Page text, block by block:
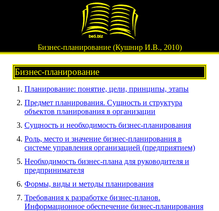
Бизнес-планирование (Кушнир И.В., 2010)
Бизнес-планирование
Планирование: понятие, цели, принципы, этапы
Предмет планирования. Сущность и структура
объектов планирования в организации
Сущность и необходимость бизнес-планирования
Роль, место и значение бизнес-планирования в
системе управления организацией (предприятием)
Необходимость бизнес-плана для руководителя и
предпринимателя
Формы, виды и методы планирования
Требования к разработке бизнес-планов.
Информационное обеспечение бизнес-планирования